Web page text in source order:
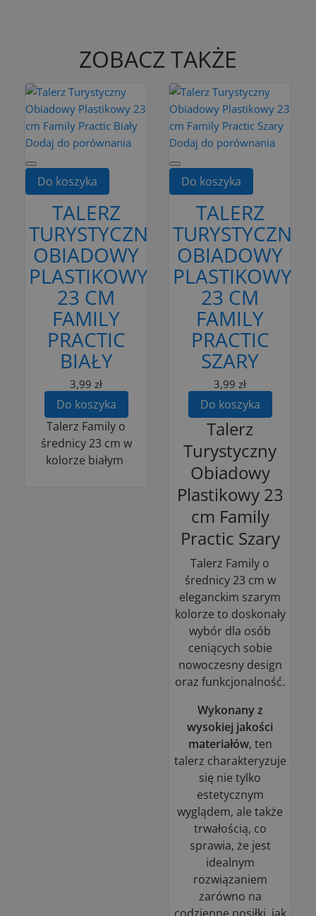
ZOBACZ TAKŻE
Dodaj do porównania
Do koszyka
TALERZ
TURYSTYCZNY
OBIADOWY
PLASTIKOWY
23 CM
FAMILY
PRACTIC
BIAŁY
3,99 zł
Do koszyka
Talerz Family o
średnicy 23 cm w
kolorze białym
Dodaj do porównania
Do koszyka
TALERZ
TURYSTYCZNY
OBIADOWY
PLASTIKOWY
23 CM
FAMILY
PRACTIC
SZARY
3,99 zł
Do koszyka
Talerz
Turystyczny
Obiadowy
Plastikowy 23
cm Family
Practic Szary
Talerz Family o
średnicy 23 cm w
eleganckim szarym
kolorze to doskonały
wybór dla osób
ceniących sobie
nowoczesny design
oraz funkcjonalność.
Wykonany z
wysokiej jakości
materiałów, ten
talerz charakteryzuje
się nie tylko
estetycznym
wyglądem, ale także
trwałością, co
sprawia, że jest
idealnym
rozwiązaniem
zarówno na